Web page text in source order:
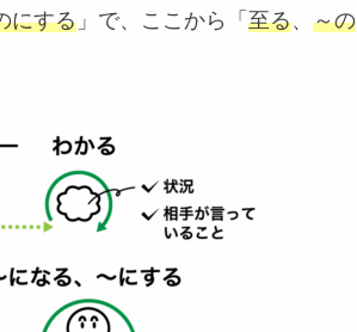
にする 」で、ここから「 至る、 ～の